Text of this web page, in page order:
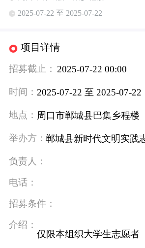
2025-07-22 至 2025-07-22
项目详情
招募截止： 2025-07-22 00:00
时间： 2025-07-22 至 2025-07-22
地点： 周口市郸城县巴集乡程楼
举办方：郸城县新时代文明实践
负责人：
电话：
招募条件：
介绍：
仅限本组织大学生志愿者